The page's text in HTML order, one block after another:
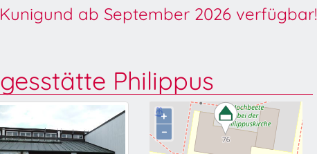
ab September 2026 verfügbar!
Philippus
+
−